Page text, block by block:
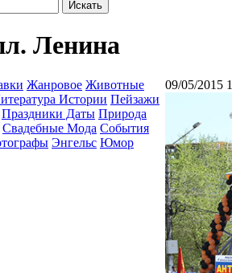
Ленина
Жанровое Животные
Истории Пейзажи
Праздники Даты Природа
Свадебные Мода События
Энгельс Юмор
09/05/2015